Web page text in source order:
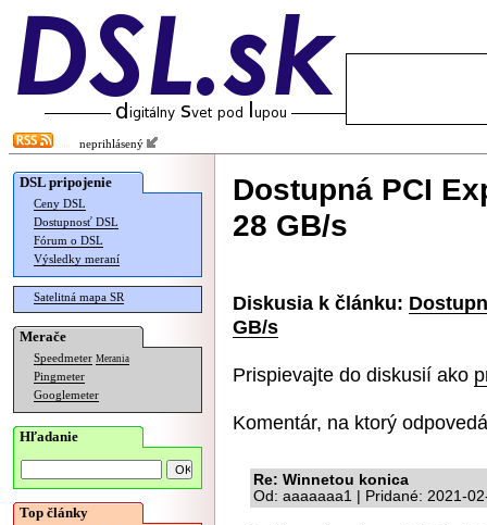
neprihlásený
DSL pripojenie
Ceny DSL
Dostupnosť DSL
Fórum o DSL
Výsledky meraní
Satelitná mapa SR
Merače
Speedmeter Merania
Pingmeter
Googlemeter
Hľadanie
Top články
Dostupná PCI
28 GB/s
Diskusia k článku:
GB/s
Prispievajte do diskusií ako
Komentár, na ktorý
Re: Winnetou konica
Od: aaaaaaa1 | Pridané: 2021-